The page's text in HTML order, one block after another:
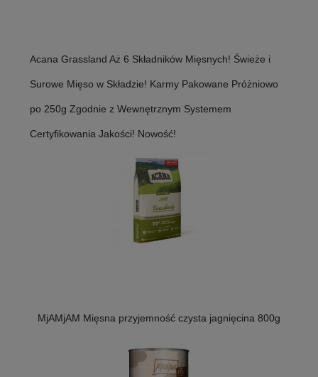
Acana Grassland Aż 6 Składników Mięsnych! Świeże i
Surowe Mięso w Składzie! Karmy Pakowane Próżniowo
po 250g Zgodnie z Wewnętrznym Systemem
Certyfikowania Jakości! Nowość!
MjAMjAM Mięsna przyjemność czysta jagnięcina 800g